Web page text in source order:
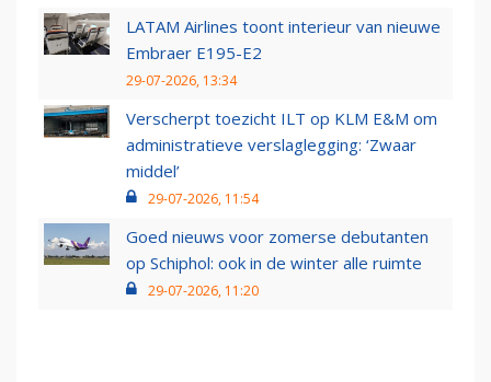
LATAM Airlines toont interieur van nieuwe
Embraer E195-E2
29-07-2026, 13:34
Verscherpt toezicht ILT op KLM E&M om
administratieve verslaglegging: ‘Zwaar
middel’
29-07-2026, 11:54
Goed nieuws voor zomerse debutanten
op Schiphol: ook in de winter alle ruimte
29-07-2026, 11:20